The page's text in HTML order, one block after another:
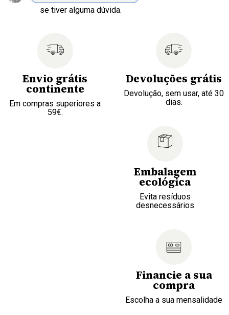
se tiver alguma dúvida.
Envio grátis
continente
Em compras superiores a
59€.
Devoluções grátis
Devolução, sem usar, até 30
dias.
Embalagem
ecológica
Evita resíduos
desnecessários
Financie a sua
compra
Escolha a sua mensalidade